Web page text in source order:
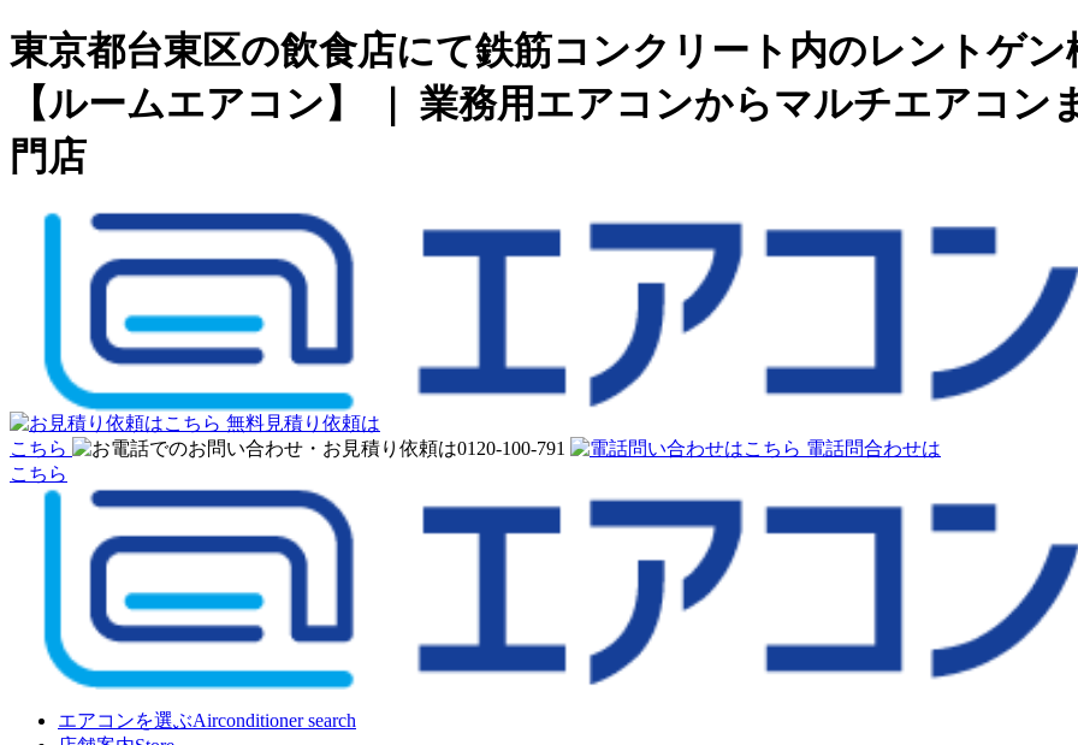
東京都台東区の飲食店にて鉄筋コンクリート内のレントゲ
【ルームエアコン】 ｜ 業務用エアコンからマルチエアコ
門店
無料見積り依頼は
こちら
電話問合わせは
こちら
エアコンを選ぶAirconditioner search